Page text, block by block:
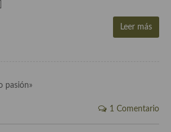
Leer más
1 Comentario